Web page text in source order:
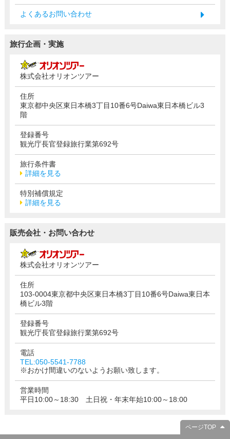
よくあるお問い合わせ
旅行企画・実施
株式会社オリオンツアー
住所
東京都中央区東日本橋3丁目10番6号Daiwa東日本橋ビル3
階
登録番号
観光庁長官登録旅行業第692号
旅行条件書
詳細を見る
特別補償規定
詳細を見る
販売会社・お問い合わせ
株式会社オリオンツアー
住所
103-0004東京都中央区東日本橋3丁目10番6号Daiwa東日本
橋ビル3階
登録番号
観光庁長官登録旅行業第692号
電話
TEL:050-5541-7788
※おかけ間違いのないようお願い致します。
営業時間
平日10:00～18:30 土日祝・年末年始10:00～18:00
ページTOP